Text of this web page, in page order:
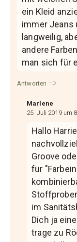
ein Kleid
immer Jeans
langweilig,
andere
man sich für
Antworten
Marlene
25. Juli 2019 um
Hallo
Groove
für
im
Dich ja
trage zu